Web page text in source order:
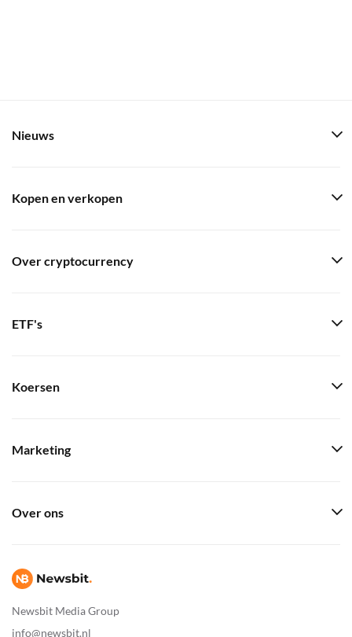
Newsbit Media Group
info@newsbit.nl
Nieuws
Kopen en verkopen
Over cryptocurrency
ETF's
Koersen
Marketing
Over ons